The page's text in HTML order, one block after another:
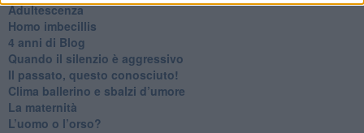
Adultescenza
Homo imbecillis
​4 anni di Blog
Quando il silenzio è aggressivo
​Il passato, questo conosciuto!
​Clima ballerino e sbalzi d’umore
La maternità
​L’uomo o l’orso?